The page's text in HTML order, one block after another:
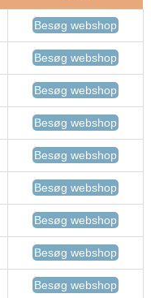
Besøg webshop
Besøg webshop
Besøg webshop
Besøg webshop
Besøg webshop
Besøg webshop
Besøg webshop
Besøg webshop
Besøg webshop